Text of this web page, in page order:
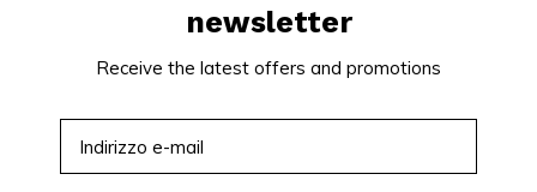
newsletter
Receive the latest offers and promotions